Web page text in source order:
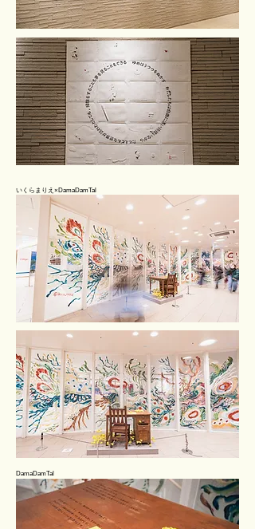
​いくらまりえ× DamaDamTal
DamaDamTal